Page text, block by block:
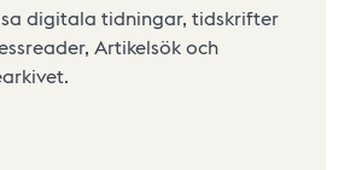
digitala tidningar, tidskrifter
Artikelsök och